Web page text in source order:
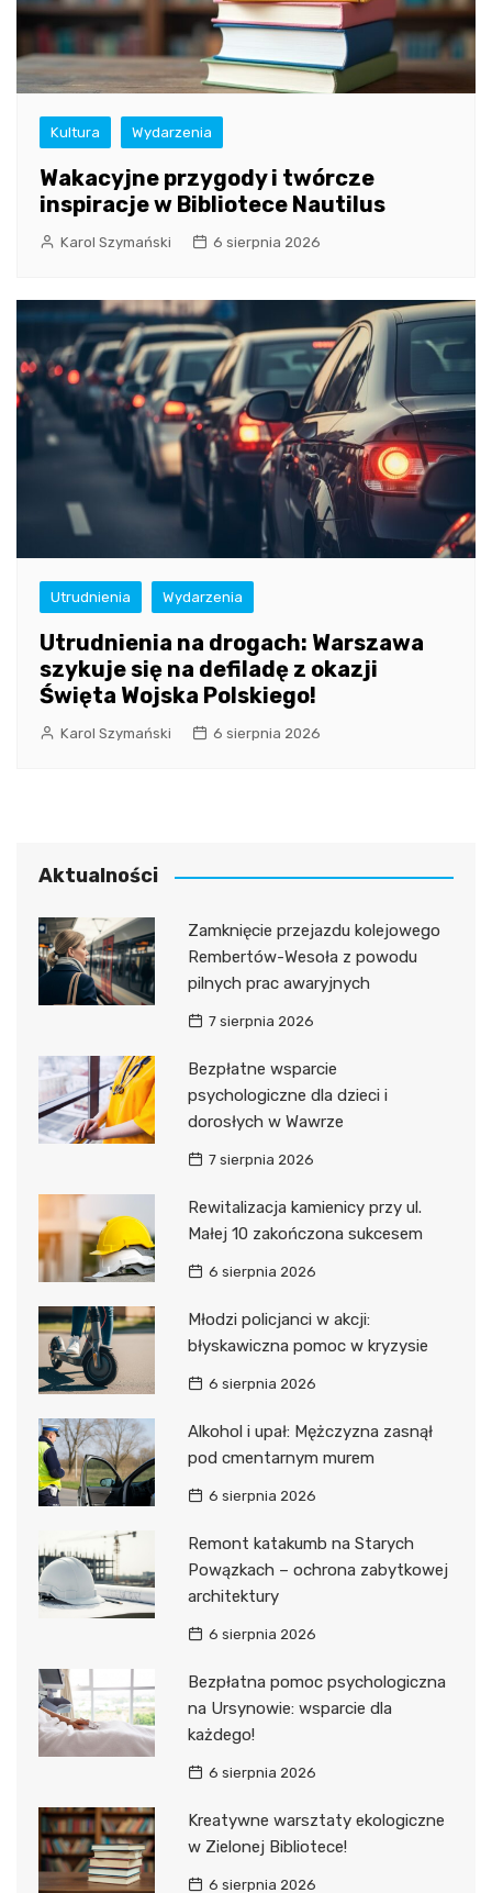
Kultura Wydarzenia
Wakacyjne przygody i twórcze
inspiracje w Bibliotece Nautilus
Karol Szymański 6 sierpnia 2026
Utrudnienia Wydarzenia
Utrudnienia na drogach: Warszawa
szykuje się na defiladę z okazji
Święta Wojska Polskiego!
Karol Szymański 6 sierpnia 2026
Aktualności
Zamknięcie przejazdu kolejowego
Rembertów-Wesoła z powodu
pilnych prac awaryjnych
7 sierpnia 2026
Bezpłatne wsparcie
psychologiczne dla dzieci i
dorosłych w Wawrze
7 sierpnia 2026
Rewitalizacja kamienicy przy ul.
Małej 10 zakończona sukcesem
6 sierpnia 2026
Młodzi policjanci w akcji:
błyskawiczna pomoc w kryzysie
6 sierpnia 2026
Alkohol i upał: Mężczyzna zasnął
pod cmentarnym murem
6 sierpnia 2026
Remont katakumb na Starych
Powązkach – ochrona zabytkowej
architektury
6 sierpnia 2026
Bezpłatna pomoc psychologiczna
na Ursynowie: wsparcie dla
każdego!
6 sierpnia 2026
Kreatywne warsztaty ekologiczne
w Zielonej Bibliotece!
6 sierpnia 2026